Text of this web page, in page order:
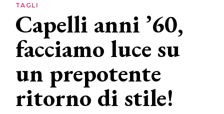
Lifestyle
News
News
TAGLI
Capelli anni ’60,
facciamo luce su
un prepotente
ritorno di stile!